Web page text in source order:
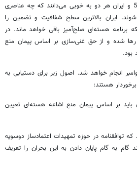
به یمن مذاکرات ژنو، گروه 1+5 و ایران هر دو به خوبی می‌دانند که چه عناصری
شوند. ایران بالاترین سطح شفافیت و تضمین را
برنامه هسته‌ای صلح‌آمیز باقی خواهد ماند. در
رها شده و از حق غنی‌سازی بر اساس پیمان منع
بود.
انجام خواهد شد. اصول زیر برای دستیابی به
هستند:
بر اساس پیمان منع اشاعه هسته‌ای تعیین
توافقنامه در حوزه تمهیدات اعتمادساز دوسویه
گام به گام پایان دادن به این بحران را تعریف